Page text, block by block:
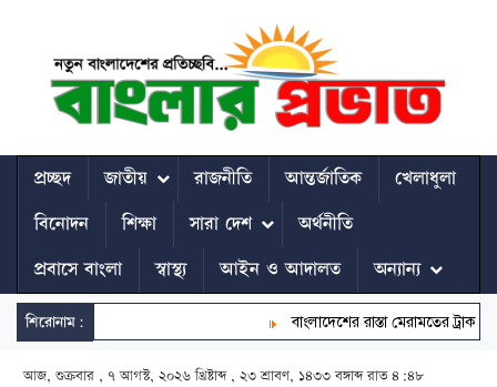
প্রচ্ছদ জাতীয় রাজনীতি আন্তর্জাতিক
খেলাধুলা
বিনোদন
শিক্ষা সারা দেশ
অর্থনীতি
প্রবাসে বাংলা
স্বাস্থ্য আইন ও আদালত অন্যান্য
শিরোনাম: বাংলাদেশের রাস্তা মেরামতের ট্রাক
আজ, শুক্রবার , ৭ আগস্ট, ২০২৬ খ্রিষ্টাব্দ , ২৩ শ্রাবণ, ১৪৩৩ বঙ্গাব্দরাত ৪:৪৮